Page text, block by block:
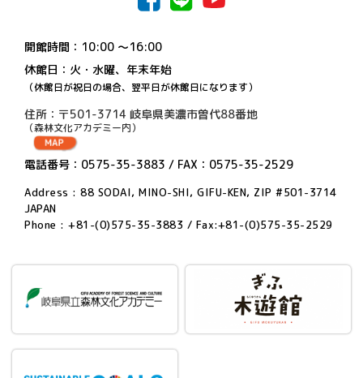
開館時間：10:00 〜16:00
休館日：火・水曜、年末年始
（休館日が祝日の場合、翌平日が休館日になります）
住所：〒501-3714 岐阜県美濃市曽代88番地
（森林文化アカデミー内）
電話番号：0575-35-3883 / FAX：0575-35-2529
Address : 88 SODAI, MINO-SHI, GIFU-KEN, ZIP #501-3714
JAPAN
Phone : +81-(0)575-35-3883 / Fax:+81-(0)575-35-2529